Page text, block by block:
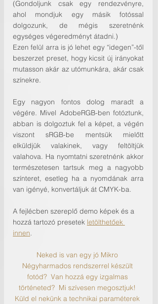
(Gondoljunk csak egy rendezvényre,
ahol mondjuk egy másik fotóssal
dolgozunk, de mégis szeretnénk
egységes végeredményt átadni.)
Ezen felül arra is jó lehet egy “idegen”-től
beszerzet preset, hogy kicsit új irányokat
mutasson akár az utómunkára, akár csak
színekre.
Egy nagyon fontos dolog maradt a
végére. Mivel AdobeRGB-ben fotóztunk,
abban is dolgoztuk fel a képet, a végén
viszont sRGB-be mentsük mielőtt
elküldjük valakinek, vagy feltöltjük
valahova. Ha nyomtatni szeretnénk akkor
természetesen tartsuk meg a nagyobb
színteret, esetleg ha a nyomdának arra
van igényé, konvertáljuk át CMYK-ba.
A fejlécben szereplő demo képek és a
hozzá tartozó presetek letölthetőek
innen.
Neked is van egy jó Mikro
Négyharmados rendszerrel készült
fotód?  Van hozzá egy izgalmas
történeted?  Mi szívesen megosztjuk!
Küld el nekünk a technikai paraméterek